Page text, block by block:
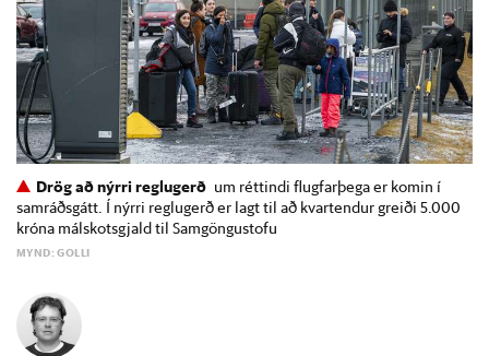
Drög að nýrri reglugerð um réttindi flugfarþega er komin í
samráðsgátt. Í nýrri reglugerð er lagt til að kvartendur greiði 5.000
króna málskotsgjald til Samgöngustofu
MYND: GOLLI